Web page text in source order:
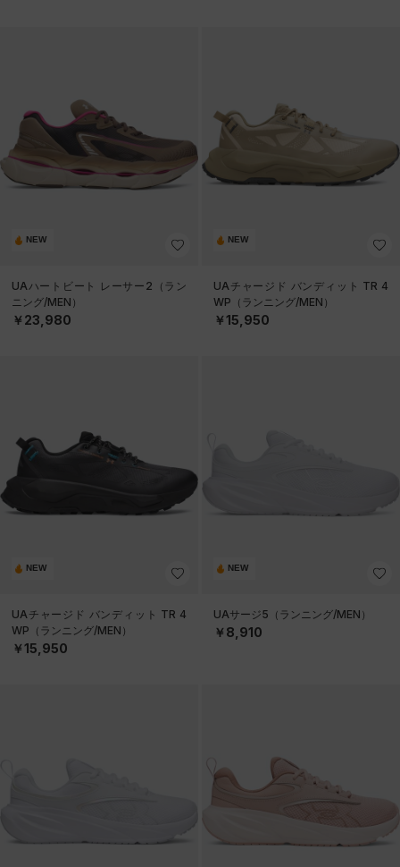
NEW
UAハートビート レーサー2（ラン
ニング/MEN）
￥23,980
NEW
UAチャージド バンディット TR 4
WP（ランニング/MEN）
￥15,950
NEW
UAチャージド バンディット TR 4
WP（ランニング/MEN）
￥15,950
NEW
UAサージ5（ランニング/MEN）
￥8,910